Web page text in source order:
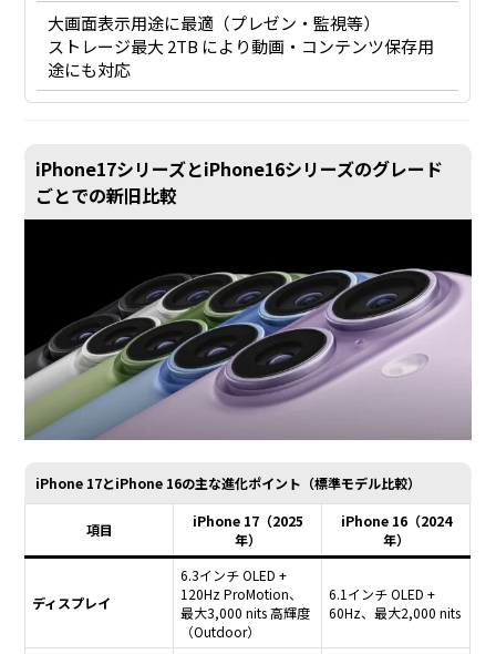
大画面表示用途に最適（プレゼン・監視等）
ストレージ最大 2TB により動画・コンテンツ保存用
途にも対応
iPhone17シリーズとiPhone16シリーズのグレード
ごとでの新旧比較
iPhone 17とiPhone 16の主な進化ポイント（標準モデル比較）
項目
iPhone 17（2025
年）
iPhone 16（2024
年）
ディスプレイ
6.3インチ OLED +
120Hz ProMotion、
最大3,000 nits 高輝度
（Outdoor）
6.1インチ OLED +
60Hz、最大2,000 nits